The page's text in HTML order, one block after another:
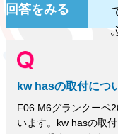
回答をみる
kw hasの取付につ
F06 M6グランクーペ
います。kw hasの取